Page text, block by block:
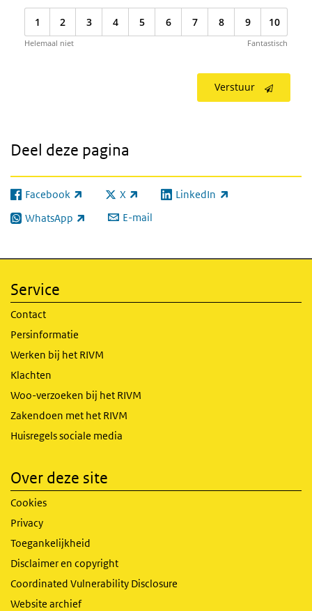
1 2 3 4 5 6 7 8 9 10
Helemaal niet Fantastisch
Verstuur
Deel deze pagina
Facebook
(externe link) X
(externe link) LinkedIn
(externe link)
WhatsApp
(externe link) E-mail
Service
Contact
Persinformatie
Werken bij het RIVM
Klachten
Woo-verzoeken bij het RIVM
Zakendoen met het RIVM
Huisregels sociale media
Over deze site
Cookies
Privacy
Toegankelijkheid
Disclaimer en copyright
Coordinated Vulnerability Disclosure
Website archief